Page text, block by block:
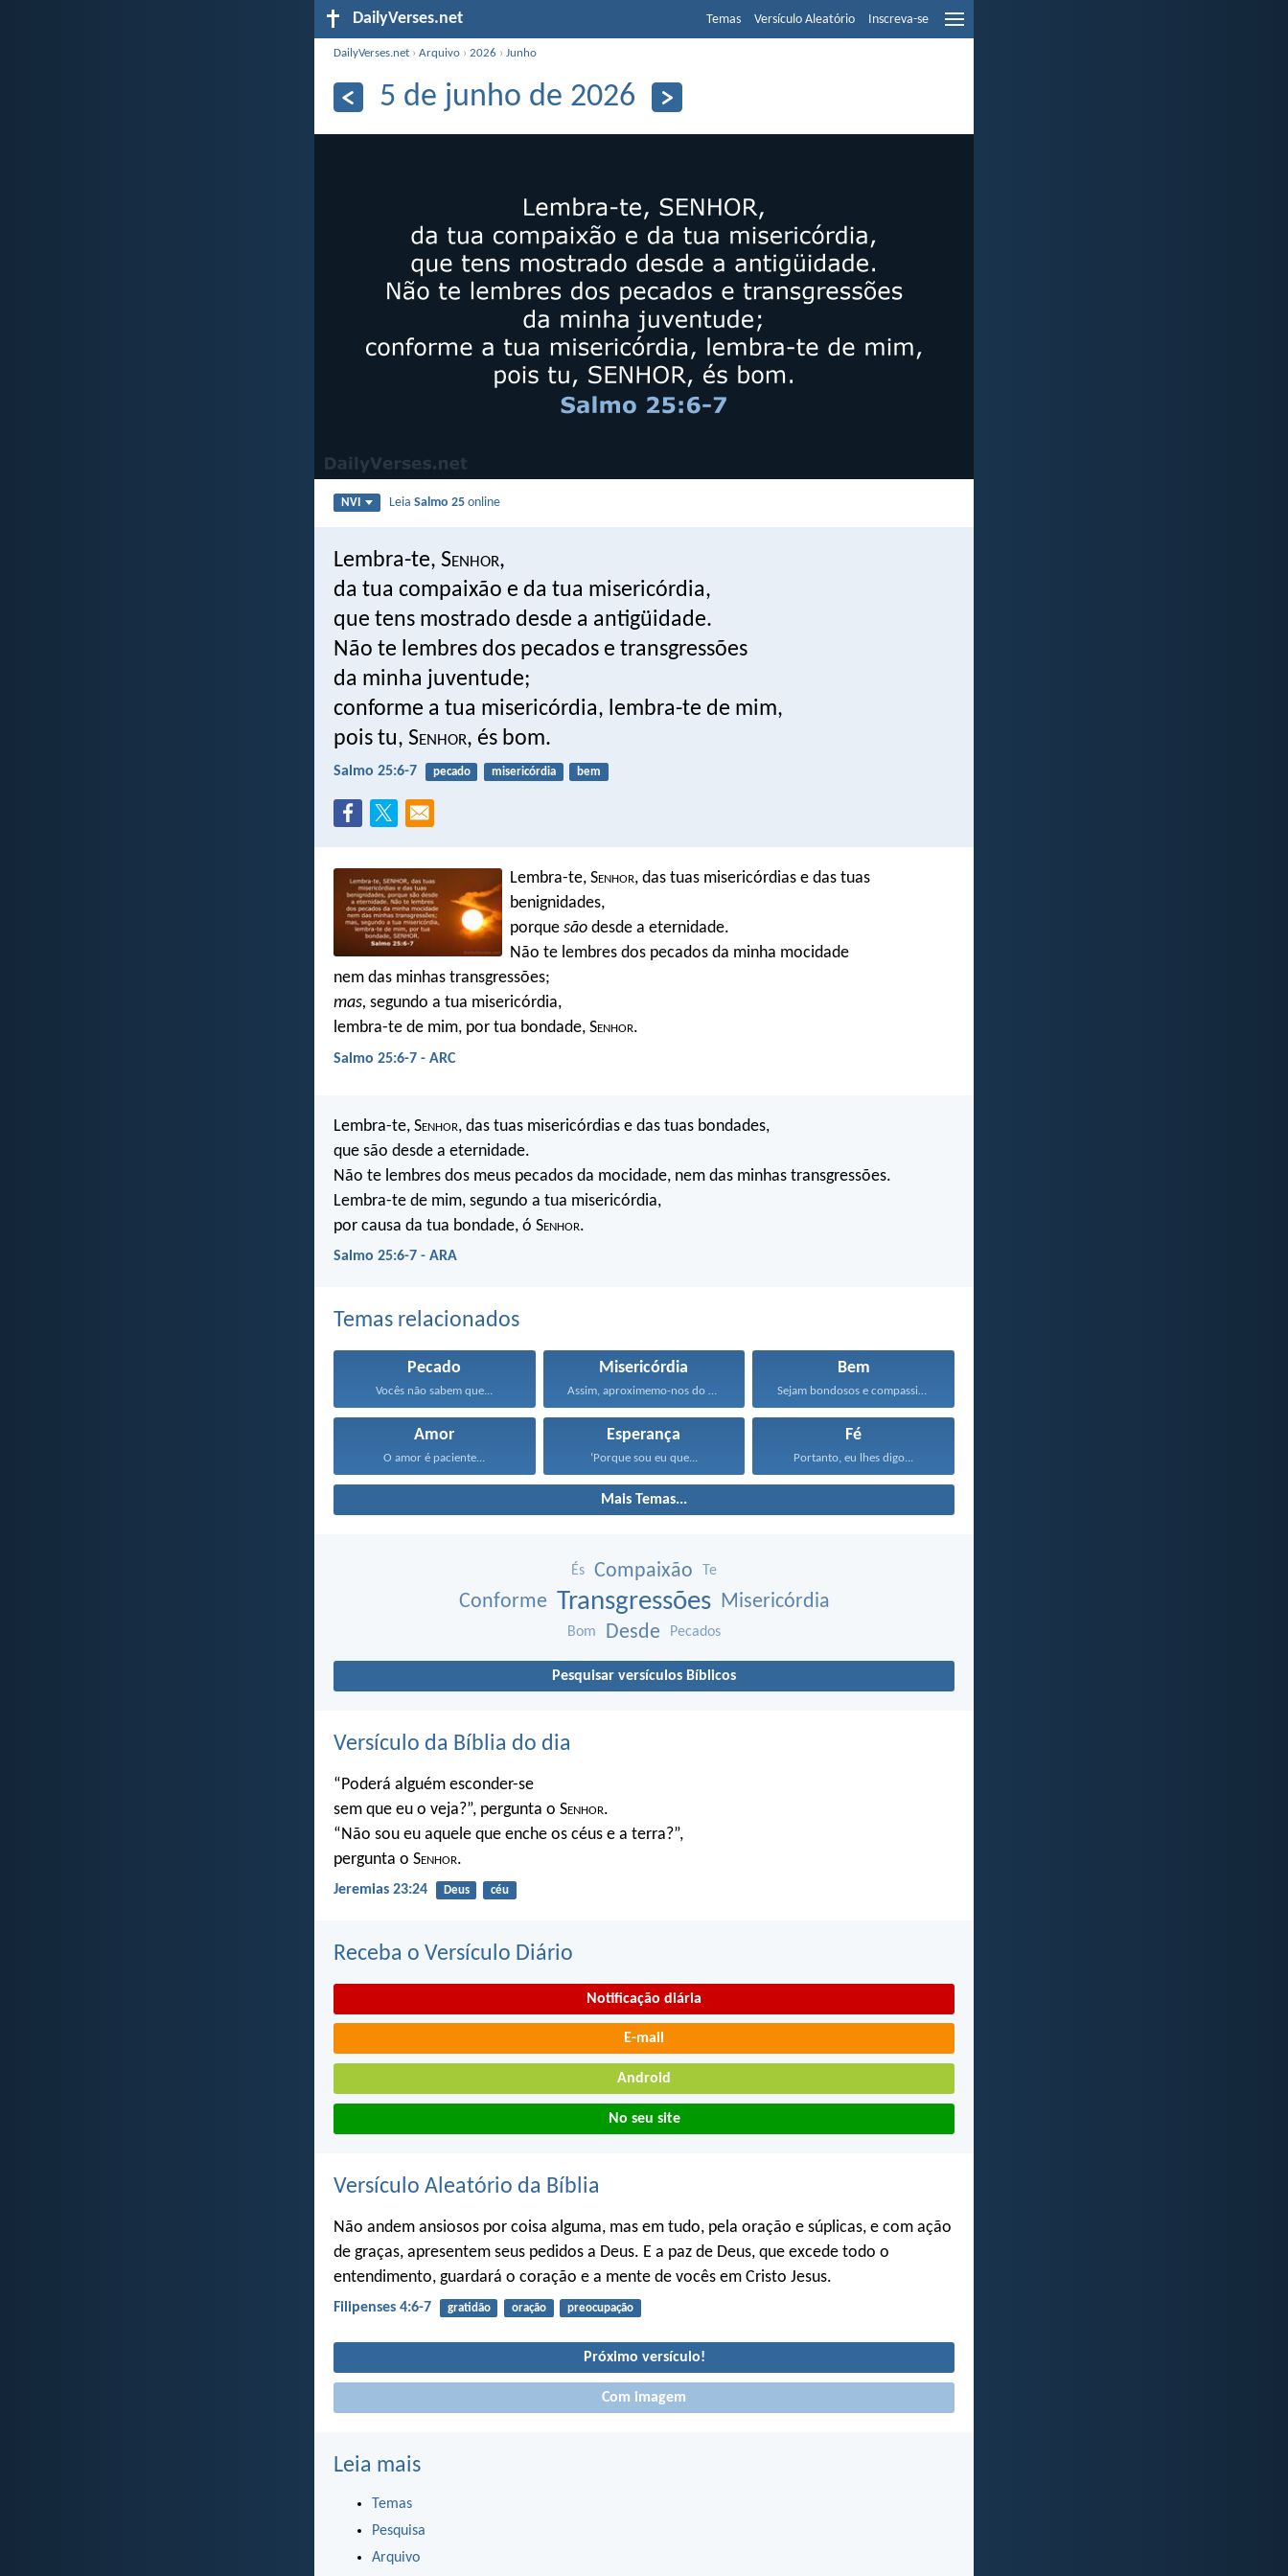
DailyVerses.net Temas Versículo Aleatório Inscreva-se
DailyVerses.net ›Arquivo ›2026 ›Junho
5 de junho de 2026
NVI LeiaSalmo 25 online
Lembra-te, Senhor,
da tua compaixão e da tua misericórdia,
que tens mostrado desde a antigüidade.
Não te lembres dos pecados e transgressões
da minha juventude;
conforme a tua misericórdia, lembra-te de mim,
pois tu, Senhor, és bom.
Salmo 25:6-7 pecado misericórdia bem
Lembra-te, Senhor, das tuas misericórdias e das tuas
benignidades,
porque são desde a eternidade.
Não te lembres dos pecados da minha mocidade
nem das minhas transgressões;
mas, segundo a tua misericórdia,
lembra-te de mim, por tua bondade, Senhor.
Salmo 25:6-7 - ARC
Lembra-te, Senhor, das tuas misericórdias e das tuas bondades,
que são desde a eternidade.
Não te lembres dos meus pecados da mocidade, nem das minhas transgressões.
Lembra-te de mim, segundo a tua misericórdia,
por causa da tua bondade, ó Senhor.
Salmo 25:6-7 - ARA
Temas relacionados
Pecado
Vocês não sabem que...
Misericórdia
Assim, aproximemo-nos do trono...
Bem
Sejam bondosos e compassivos...
Amor
O amor é paciente...
Esperança
‘Porque sou eu que...
Fé
Portanto, eu lhes digo...
Mais Temas...
És Compaixão Te
Conforme Transgressões Misericórdia
Bom Desde Pecados
Pesquisar versículos Bíblicos
Versículo da Bíblia do dia
“Poderá alguém esconder-se
sem que eu o veja?”, pergunta o Senhor.
“Não sou eu aquele que enche os céus e a terra?”,
pergunta o Senhor.
Jeremias 23:24 Deus céu
Receba o Versículo Diário
Notificação diária
E-mail
Android
No seu site
Versículo Aleatório da Bíblia
Não andem ansiosos por coisa alguma, mas em tudo, pela oração e súplicas, e com ação
de graças, apresentem seus pedidos a Deus. E a paz de Deus, que excede todo o
entendimento, guardará o coração e a mente de vocês em Cristo Jesus.
Filipenses 4:6-7 gratidão oração preocupação
Próximo versículo!
Com imagem
Leia mais
Temas
Pesquisa
Arquivo